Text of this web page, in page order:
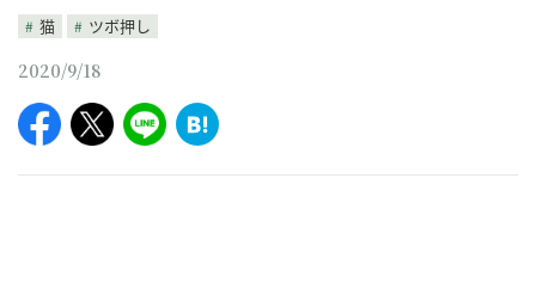
猫
ツボ押し
2020/9/18